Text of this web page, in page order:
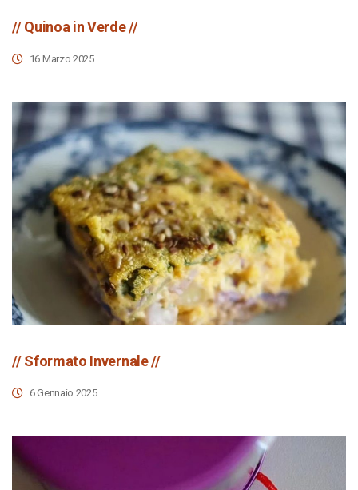
// Quinoa in Verde //
16 Marzo 2025
// Sformato Invernale //
6 Gennaio 2025